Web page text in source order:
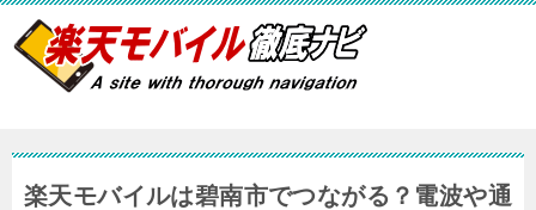
楽天モバイルは碧南市でつながる？電波や通